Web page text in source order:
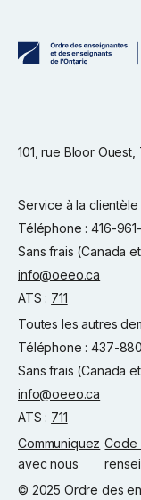
101, rue Bloor
Service à la clientèle
Téléphone : 416-
Sans frais (Canada
info@oeeo.ca
ATS : 711
Toutes les autres
Téléphone : 437-
Sans frais (Canada
info@oeeo.ca
ATS : 711
Communiquez
avec nous
Code
© 2025 Ordre des